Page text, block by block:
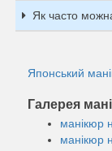
Як часто
Японський
Галерея
манікюр
манікюр